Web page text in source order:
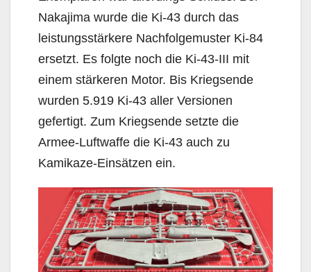
Nakajima wurde die Ki-43 durch das
leistungsstärkere Nachfolgemuster Ki-84
ersetzt. Es folgte noch die Ki-43-III mit
einem stärkeren Motor. Bis Kriegsende
wurden 5.919 Ki-43 aller Versionen
gefertigt. Zum Kriegsende setzte die
Armee-Luftwaffe die Ki-43 auch zu
Kamikaze-Einsätzen ein.